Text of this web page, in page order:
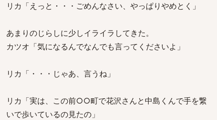
リカ「えっと・・・ごめんなさい、やっぱりやめとく」
あまりのじらしに少しイライラしてきた。
カツオ「気になるんでなんでも言ってくださいよ」
リカ「・・・じゃあ、言うね」
リカ「実は、この前○○町で花沢さんと中島くんで手を繋
いで歩いているの見たの」